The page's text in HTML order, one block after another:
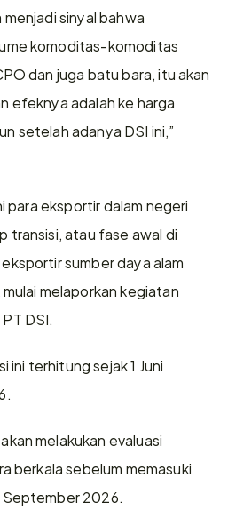
sinyal bahwa
komoditas-komoditas
dan juga batu bara, itu akan
efeknya adalah ke harga
setelah adanya DSI ini,”
para eksportir dalam negeri
transisi, atau fase awal di
sumber daya alam
melaporkan kegiatan
DSI.
terhitung sejak 1 Juni
melakukan evaluasi
berkala sebelum memasuki
2026.